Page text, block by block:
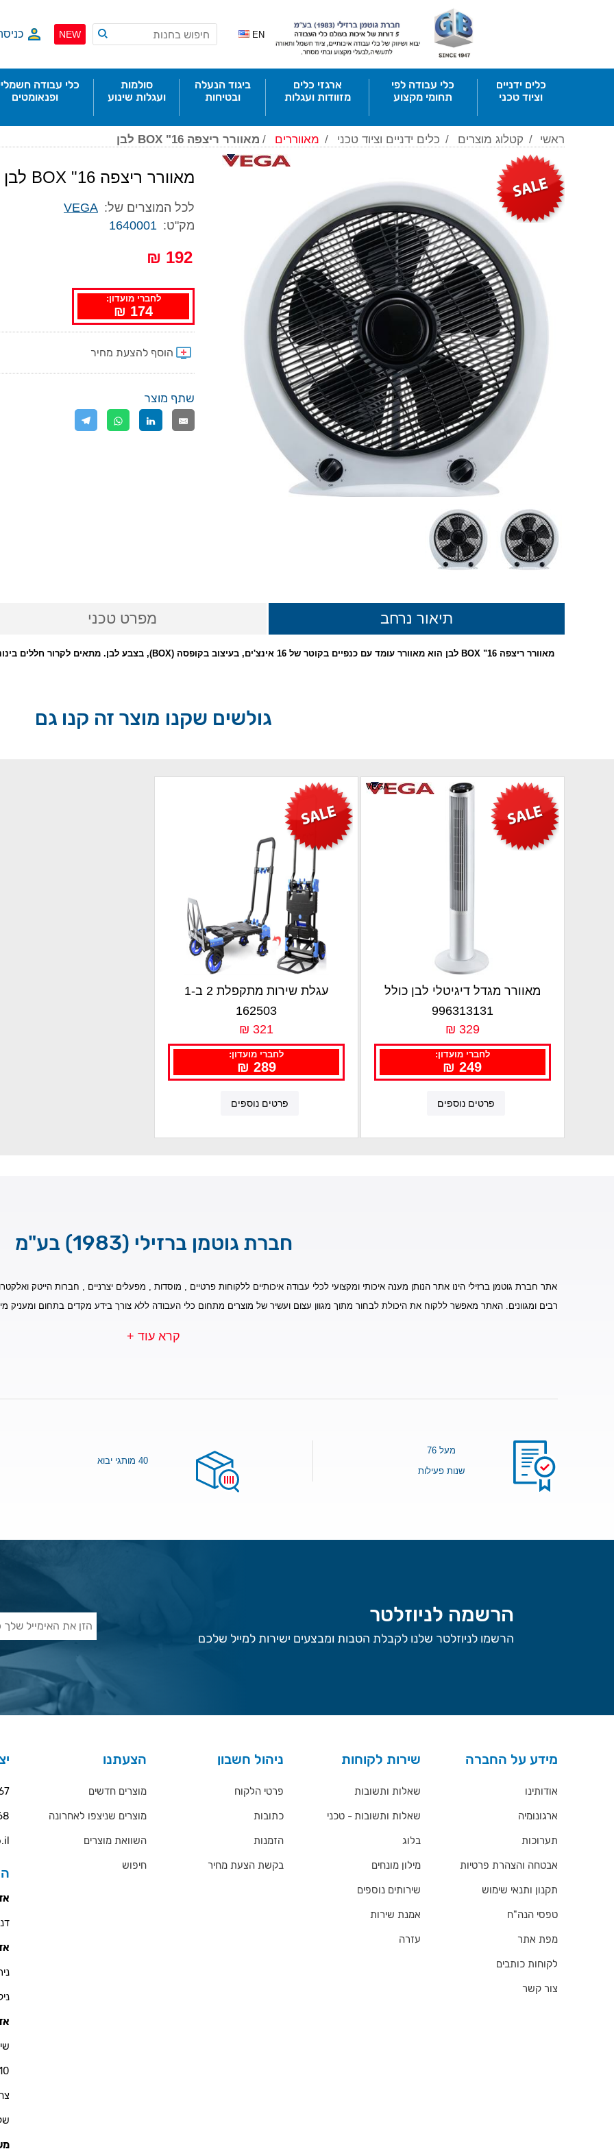
EN
NEW
כלים ידניים
וציוד טכני
כלי עבודה לפי
תחומי מקצוע
ארגזי כלים
מזוודות ועגלות
ביגוד הנעלה
ובטיחות
סולמות
ועגלות שינוע
כלי עבודה
ופנאומטים
ראשי / קטלוג מוצרים / כלים ידניים וציוד טכני / מאווררים / מאוורר ריצפה 16" BOX לבן
מאוורר ריצפה 16" BOX לבן
לכל המוצרים של: VEGA
מק"ט: 1640001
192 ₪
לחברי מועדון:
174 ₪
שתף מוצר
תיאור נרחב מפרט טכני
מאוורר ריצפה 16" BOX לבן הוא מאוורר עומד עם כנפיים בקוטר של 16 אינצ'ים, בעיצוב בקופסה (BOX), בצבע לבן. מתאים לקרור חללים בינוניים עד גדולים.
גולשים שקנו מוצר זה קנו גם
VEGA
מאוורר מגדל דיגיטלי לבן כולל
שלט VEGA
996313131
329 ₪
לחברי מועדון:
249 ₪
פרטים נוספים
עגלת שירות מתקפלת 2 ב-1
פלטפורמה
162503
321 ₪
לחברי מועדון:
289 ₪
פרטים נוספים
חברת גוטמן ברזילי (1983) בע"מ
אתר חברת גוטמן ברזילי הינו אתר הנותן מענה איכותי ומקצועי לכלי עבודה איכותיים ללקוחות פרטיים , מוסדות , מפעלים יצרניים , חברות הייטק
רבים ומגוונים. האתר מאפשר ללקוח את היכולת לבחור מתוך מגוון עצום ועשיר של מוצרים מתחום כלי העבודה ללא צורך בידע מקדים בתחום ומעניק
קרא עוד +
מעל 76
שנות פעילות
40 מותגי יבוא
הרשמה לניוזלטר
הרשמו לניוזלטר שלנו לקבלת הטבות ומבצעים ישירות למייל שלכם
מידע על החברה
אודותינו
ארגונומיה
תערוכות
אבטחה והצהרת פרטיות
תקנון ותנאי שימוש
טפסי הנה"ח
מפת אתר
לקוחות כותבים
צור קשר
שירות לקוחות
שאלות ותשובות
שאלות ותשובות - טכני
בלוג
מילון מונחים
שירותים נוספים
אמנת שירות
עזרה
ניהול חשבון
פרטי הלקוח
כתובות
הזמנות
בקשת הצעת מחיר
הצעתנו
מוצרים חדשים
מוצרים שניצפו לאחרונה
השוואת מוצרים
חיפוש
ניר -
צחי -
שקד -